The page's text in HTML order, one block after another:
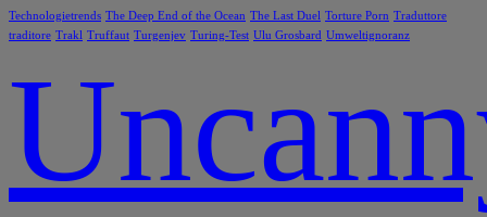
Technologietrends The Deep End of the Ocean The Last Duel Torture Porn Traduttore
traditore Trakl Truffaut Turgenjev Turing-Test Ulu Grosbard Umweltignoranz